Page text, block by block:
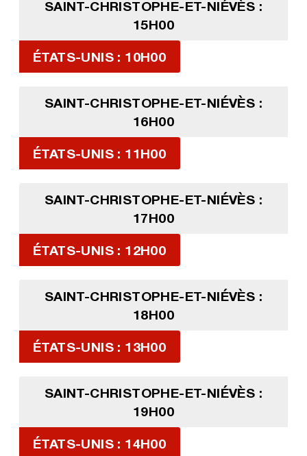
SAINT-CHRISTOPHE-ET-NIÉVÈS :
15H00
ÉTATS-UNIS : 10H00
SAINT-CHRISTOPHE-ET-NIÉVÈS :
16H00
ÉTATS-UNIS : 11H00
SAINT-CHRISTOPHE-ET-NIÉVÈS :
17H00
ÉTATS-UNIS : 12H00
SAINT-CHRISTOPHE-ET-NIÉVÈS :
18H00
ÉTATS-UNIS : 13H00
SAINT-CHRISTOPHE-ET-NIÉVÈS :
19H00
ÉTATS-UNIS : 14H00